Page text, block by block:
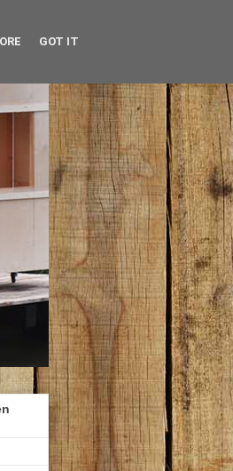
GOT IT